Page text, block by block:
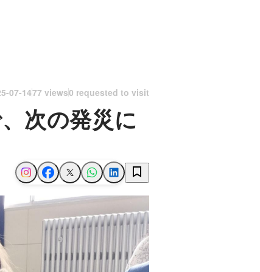
07-1477 views0 requested to visit
次の発災に